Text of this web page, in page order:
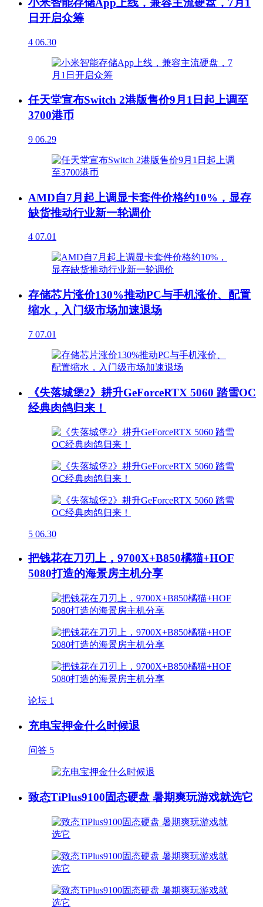
小米智能存储App上线，兼容主流硬盘，7月1
日开启众筹
4 06.30
任天堂宣布Switch 2港版售价9月1日起上调至
3700港币
9 06.29
AMD自7月起上调显卡套件价格约10%，显存
缺货推动行业新一轮调价
4 07.01
存储芯片涨价130%推动PC与手机涨价、配置
缩水，入门级市场加速退场
7 07.01
《失落城堡2》耕升GeForceRTX 5060 踏雪OC
经典肉鸽归来！
5 06.30
把钱花在刀刃上，9700X+B850橘猫+HOF
5080打造的海景房主机分享
论坛 1
充电宝押金什么时候退
问答 5
致态TiPlus9100固态硬盘 暑期爽玩游戏就选它